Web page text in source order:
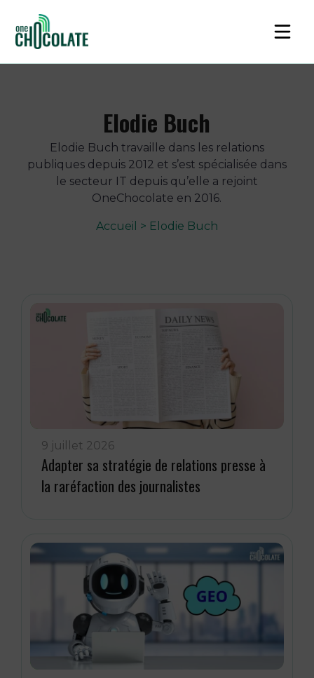
Elodie Buch
Elodie Buch travaille dans les relations
publiques depuis 2012 et s’est spécialisée dans
le secteur IT depuis qu’elle a rejoint
OneChocolate en 2016.
Accueil > Elodie Buch
9 juillet 2026
Adapter sa stratégie de relations presse à
la raréfaction des journalistes